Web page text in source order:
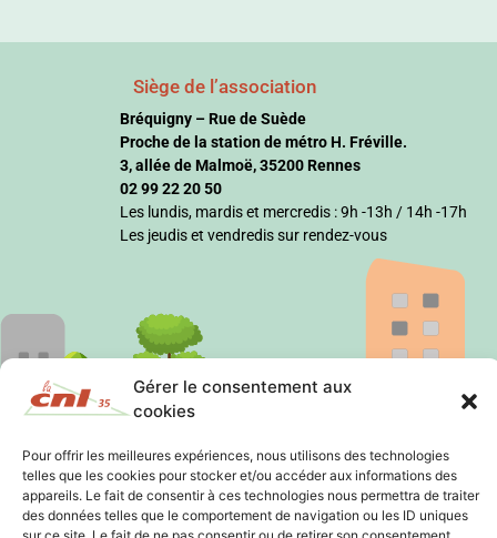
Gérer le consentement aux
cookies
Pour offrir les meilleures expériences, nous utilisons des technologies
telles que les cookies pour stocker et/ou accéder aux informations des
appareils. Le fait de consentir à ces technologies nous permettra de traiter
des données telles que le comportement de navigation ou les ID uniques
Siège de l’association
Bréquigny – Rue de Suède
Proche de la station de métro H. Fréville.
3, allée de Malmoë, 35200 Rennes
02 99 22 20 50
Les lundis, mardis et mercredis : 9h -13h / 14h -17h
Les jeudis et vendredis sur rendez-vous